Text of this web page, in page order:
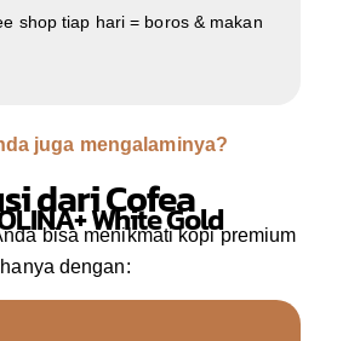
shop tiap hari = boros & makan
juga mengalaminya?
dari Cofea
White Gold
bisa menikmati kopi premium
hanya dengan: